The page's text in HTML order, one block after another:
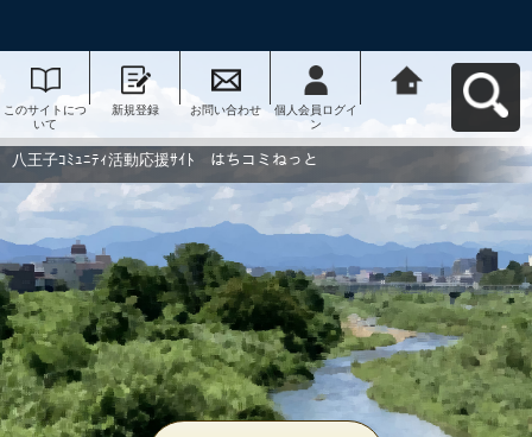
このサイトにつ
いて
新規登録 お問い合わせ
個人会員ログイ
ン
動応援ｻｲﾄ はち
コミねっとへ戻
八王子ｺﾐｭﾆﾃｨ活動応援ｻｲﾄ はちコミねっと